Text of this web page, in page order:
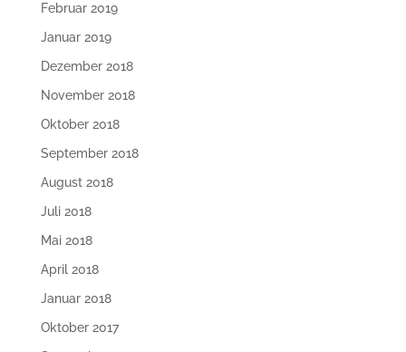
Februar 2019
Januar 2019
Dezember 2018
November 2018
Oktober 2018
September 2018
August 2018
Juli 2018
Mai 2018
April 2018
Januar 2018
Oktober 2017